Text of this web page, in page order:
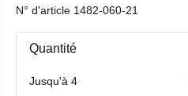
N° d'article 1482-060-21
Quantité
Jusqu'à 4